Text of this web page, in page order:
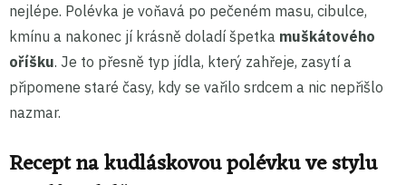
nejlépe. Polévka je voňavá po pečeném masu, cibulce,
kmínu a nakonec jí krásně doladí špetka muškátového
oříšku. Je to přesně typ jídla, který zahřeje, zasytí a
připomene staré časy, kdy se vařilo srdcem a nic nepřišlo
nazmar.
Recept na kudláskovou polévku ve stylu